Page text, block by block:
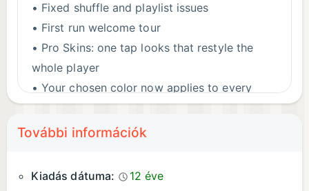
• Fixed shuffle and playlist issues
• First run welcome tour
• Pro Skins: one tap looks that restyle the
whole player
• Your chosen color now applies to every
media button
• Richer radio with now playing info and lyrics
stability fixes
További információk
Kiadás dátuma:
12 éve